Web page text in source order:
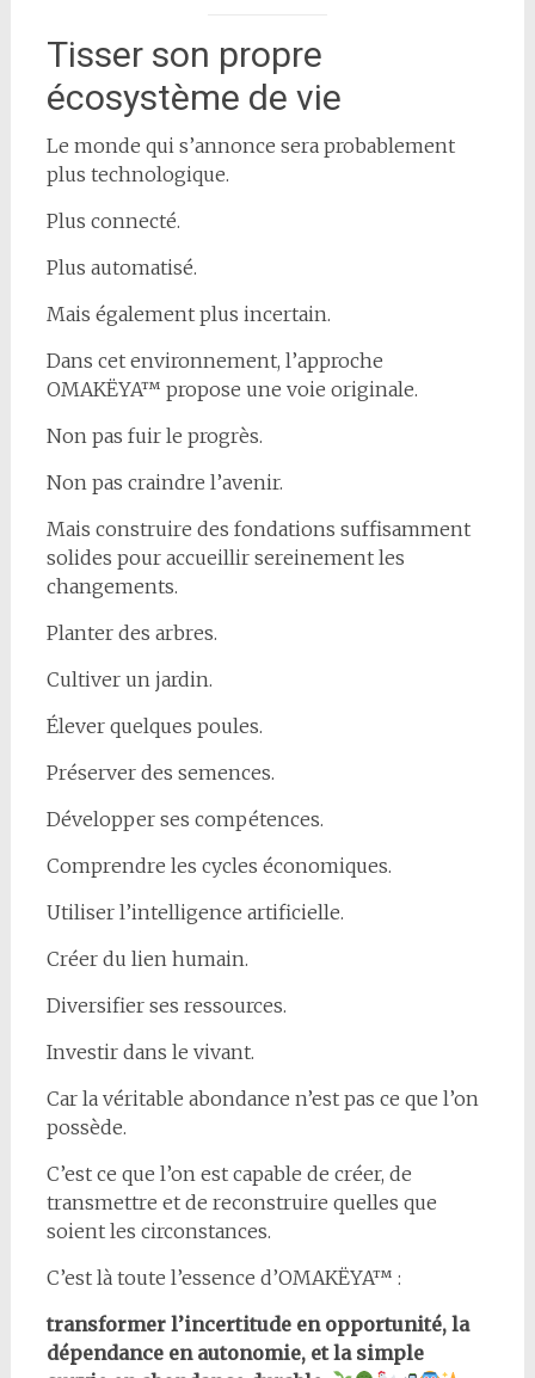
Tisser son propre
écosystème de vie
Le monde qui s’annonce sera probablement
plus technologique.
Plus connecté.
Plus automatisé.
Mais également plus incertain.
Dans cet environnement, l’approche
OMAKËYA™ propose une voie originale.
Non pas fuir le progrès.
Non pas craindre l’avenir.
Mais construire des fondations suffisamment
solides pour accueillir sereinement les
changements.
Planter des arbres.
Cultiver un jardin.
Élever quelques poules.
Préserver des semences.
Développer ses compétences.
Comprendre les cycles économiques.
Utiliser l’intelligence artificielle.
Créer du lien humain.
Diversifier ses ressources.
Investir dans le vivant.
Car la véritable abondance n’est pas ce que l’on
possède.
C’est ce que l’on est capable de créer, de
transmettre et de reconstruire quelles que
soient les circonstances.
C’est là toute l’essence d’OMAKËYA™ :
transformer l’incertitude en opportunité, la
dépendance en autonomie, et la simple